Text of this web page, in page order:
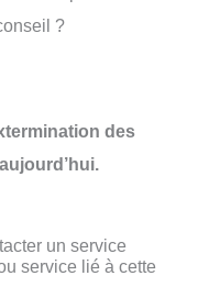
?
des
un service
service lié à cette